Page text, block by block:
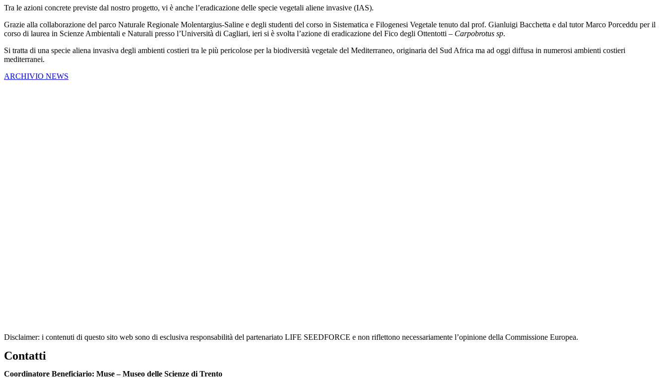
Tra le azioni concrete previste dal nostro progetto, vi è anche l’eradicazione delle specie vegetali aliene invasive (IAS).
Grazie alla collaborazione del parco Naturale Regionale Molentargius-Saline e degli studenti del corso in Sistematica e Filogenesi Vegetale tenuto dal prof. Gianluigi Bacchetta e dal tutor Marco Porceddu per il
corso di laurea in Scienze Ambientali e Naturali presso l’Università di Cagliari, ieri si è svolta l’azione di eradicazione del Fico degli Ottentotti – Carpobrotus sp.
Si tratta di una specie aliena invasiva degli ambienti costieri tra le più pericolose per la biodiversità vegetale del Mediterraneo, originaria del Sud Africa ma ad oggi diffusa in numerosi ambienti costieri
mediterranei.
ARCHIVIO NEWS
Disclaimer: i contenuti di questo sito web sono di esclusiva responsabilità del partenariato LIFE SEEDFORCE e non riflettono necessariamente l’opinione della Commissione Europea.
Contatti
Coordinatore Beneficiario: Muse – Museo delle Scienze di Trento